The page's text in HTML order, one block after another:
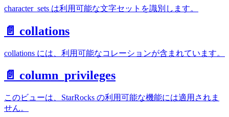
character_sets は利用可能な文字セットを識別します。
📄️ collations
collations には、利用可能なコレーションが含まれています。
📄️ column_privileges
このビューは、StarRocks の利用可能な機能には適用されま
せん。